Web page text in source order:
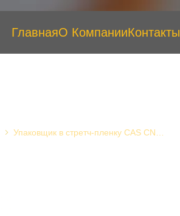
ГлавнаяО КомпанииКонтакты